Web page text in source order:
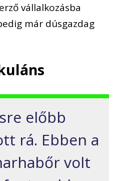
vállalkozásba
már dúsgazdag
előbb
rá. Ebben a
volt